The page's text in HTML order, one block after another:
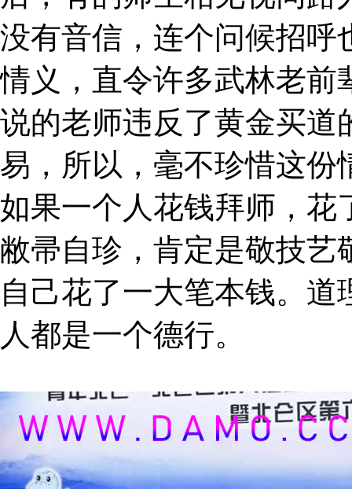
没有音信，连个问候招呼
情义，直令许多武林老前
说的老师违反了黄金买道
易，所以，毫不珍惜这份
如果一个人花钱拜师，花
敝帚自珍，肯定是敬技艺
自己花了一大笔本钱。
人都是一个德行。